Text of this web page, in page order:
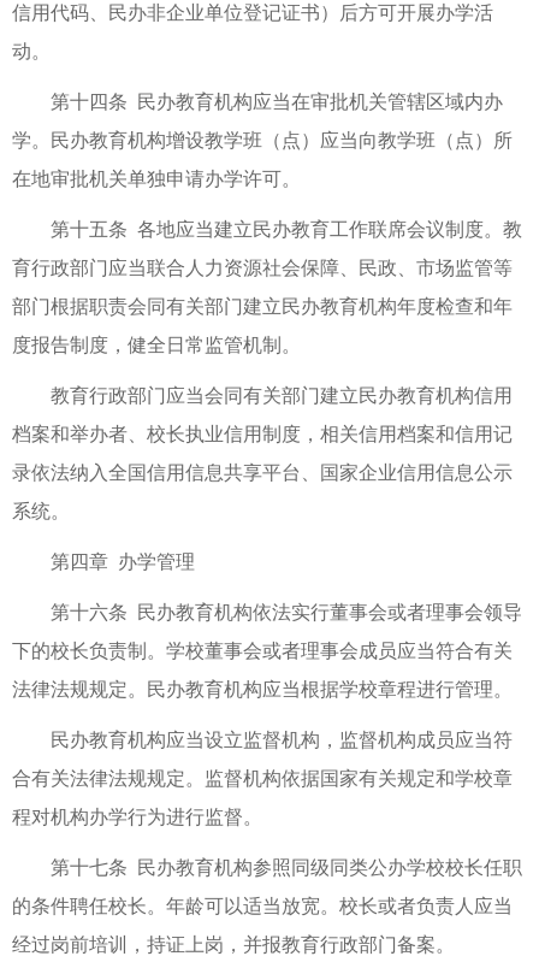
信用代码、民办非企业单位登记证书）后方可开展办学活
动。
第十四条 民办教育机构应当在审批机关管辖区域内办
学。民办教育机构增设教学班（点）应当向教学班（点）所
在地审批机关单独申请办学许可。
第十五条 各地应当建立民办教育工作联席会议制度。教
育行政部门应当联合人力资源社会保障、民政、市场监管等
部门根据职责会同有关部门建立民办教育机构年度检查和年
度报告制度，健全日常监管机制。
教育行政部门应当会同有关部门建立民办教育机构信用
档案和举办者、校长执业信用制度，相关信用档案和信用记
录依法纳入全国信用信息共享平台、国家企业信用信息公示
系统。
第四章 办学管理
第十六条 民办教育机构依法实行董事会或者理事会领导
下的校长负责制。学校董事会或者理事会成员应当符合有关
法律法规规定。民办教育机构应当根据学校章程进行管理。
民办教育机构应当设立监督机构，监督机构成员应当符
合有关法律法规规定。监督机构依据国家有关规定和学校章
程对机构办学行为进行监督。
第十七条 民办教育机构参照同级同类公办学校校长任职
的条件聘任校长。年龄可以适当放宽。校长或者负责人应当
经过岗前培训，持证上岗，并报教育行政部门备案。